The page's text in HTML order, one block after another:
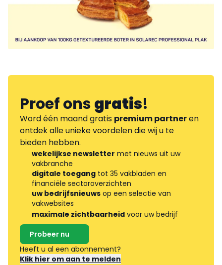
Proef onsgratis!
Word één maand gratis premium partneren
ontdek alle unieke voordelen die wij u te
bieden hebben.
wekelijkse newsletter met nieuws uit uw
vakbranche
digitale toegang tot 35 vakbladen en
financiële sectoroverzichten
uw bedrijfsnieuws op een selectie van
vakwebsites
maximale zichtbaarheid voor uw bedrijf
Probeer nu
Heeft u al een abonnement?
Klik hier om aan te melden